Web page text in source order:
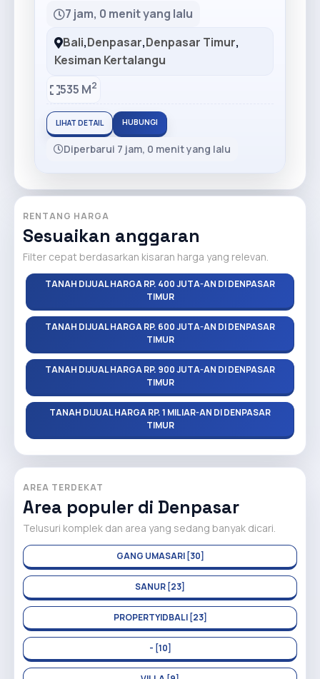
7 jam, 0 menit yang lalu
Bali,Denpasar,Denpasar Timur,
Kesiman Kertalangu
535 M2
LIHAT DETAIL HUBUNGI
Diperbarui 7 jam, 0 menit yang lalu
RENTANG HARGA
Sesuaikan anggaran
Filter cepat berdasarkan kisaran harga yang relevan.
TANAH DIJUAL HARGA RP. 400 JUTA-AN DI DENPASAR
TIMUR
TANAH DIJUAL HARGA RP. 600 JUTA-AN DI DENPASAR
TIMUR
TANAH DIJUAL HARGA RP. 900 JUTA-AN DI DENPASAR
TIMUR
TANAH DIJUAL HARGA RP. 1 MILIAR-AN DI DENPASAR
TIMUR
AREA TERDEKAT
Area populer di Denpasar
Telusuri komplek dan area yang sedang banyak dicari.
GANG UMASARI [30]
SANUR [23]
PROPERTYIDBALI [23]
- [10]